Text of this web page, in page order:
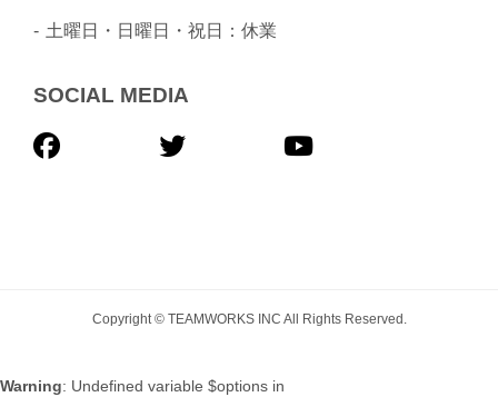
土曜日・日曜日・祝日：休業
SOCIAL MEDIA
Copyright © TEAMWORKS INC All Rights Reserved.
Warning: Undefined variable $options in